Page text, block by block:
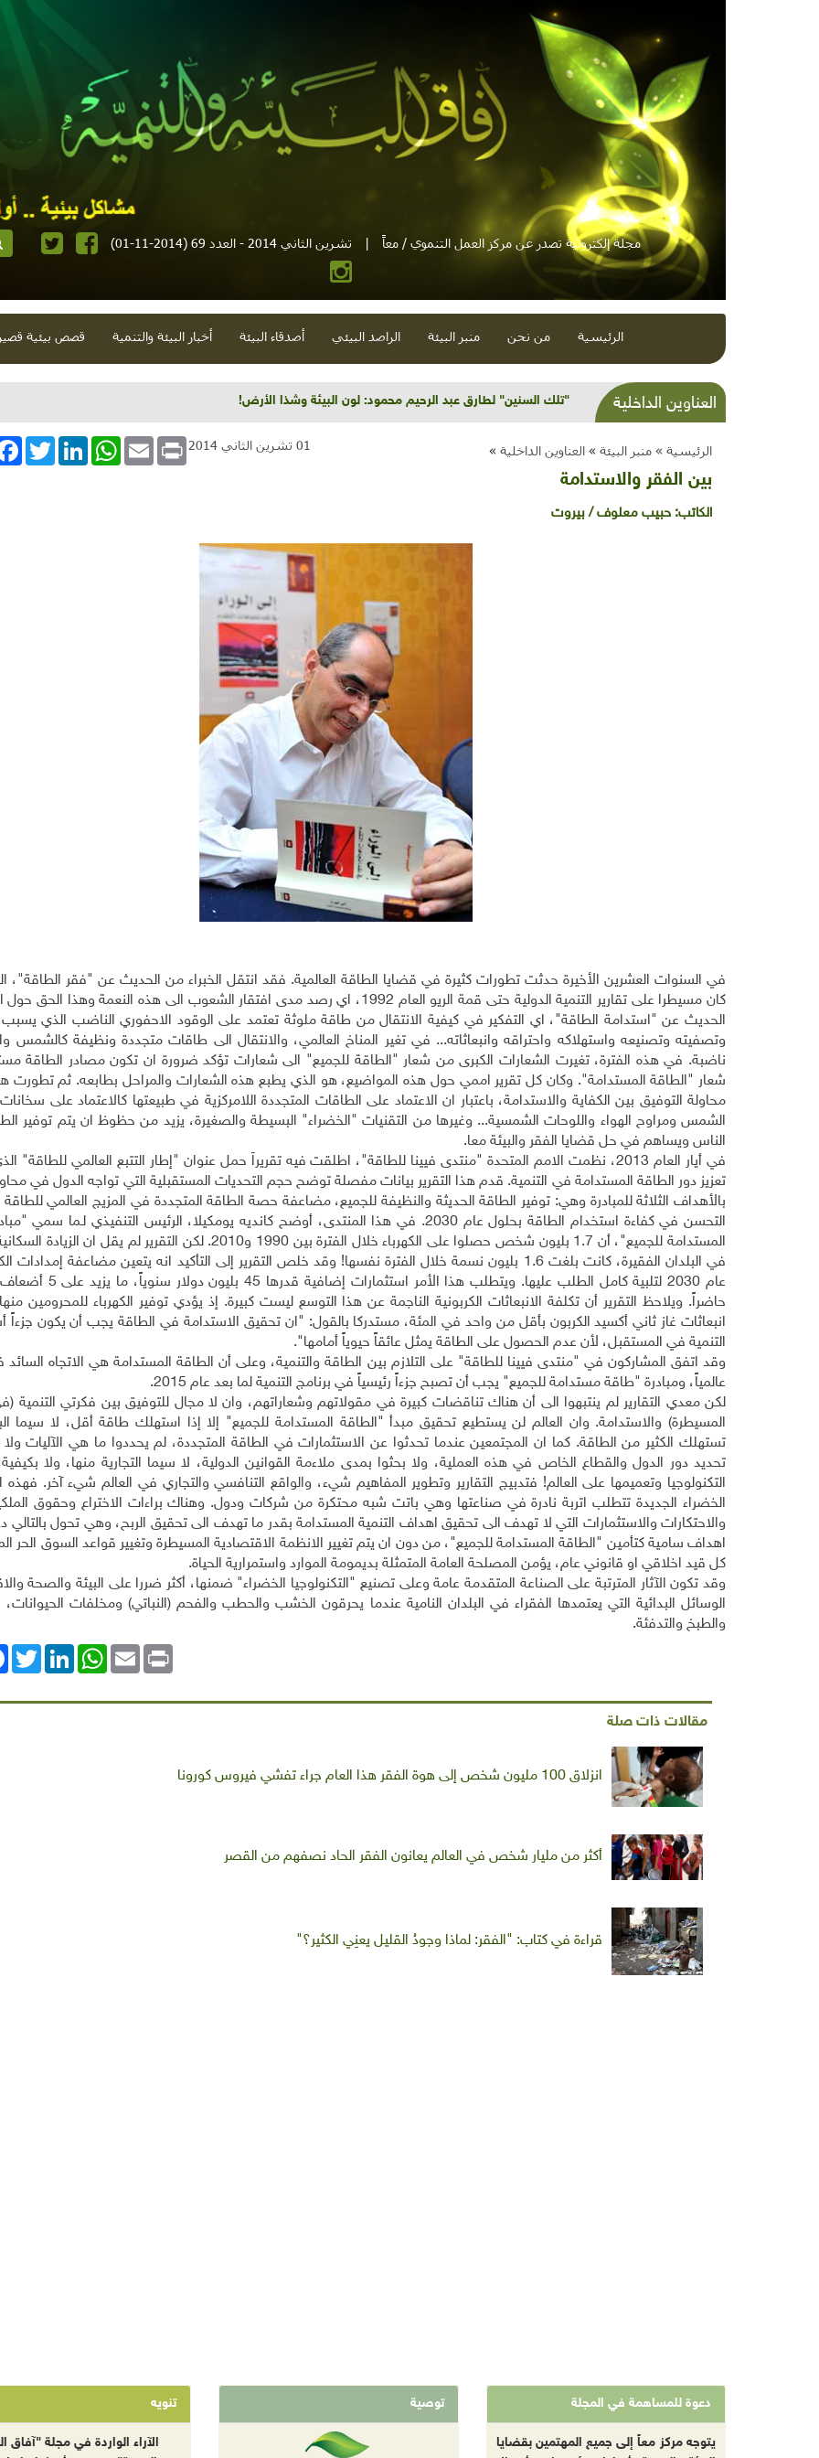
مجلة إلكترونية تصدر عن مركز العمل التنموي / معاً | تشرين الثاني 2014 - العدد 69 (2014-11-01)
الرئيسية من نحن منبر البيئة الراصد البيئي أصدقاء البيئة أخبار البيئة والتنمية قصص بيئية
العناوين الداخلية البيئة في أدب جمال الغيطاني
الرئيسية » منبر البيئة » العناوين الداخلية »
TwitterLinkedInWhatsApp Email Print 01 تشرين الثاني 2014
بين الفقر والاستدامة
الكاتب: حبيب معلوف / بيروت
في السنوات العشرين الأخيرة حدثت تطورات كثيرة في قضايا الطاقة العالمية. فقد انتقل الخبراء من الحديث عن "فقر الطاقة"،
كان مسيطرا على تقارير التنمية الدولية حتى قمة الريو العام 1992، اي رصد مدى افتقار الشعوب الى هذه النعمة وهذا
الحديث عن "استدامة الطاقة"، اي التفكير في كيفية الانتقال من طاقة ملوثة تعتمد على الوقود الاحفوري الناضب الذي
وتصفيته وتصنيعه واستهلاكه واحتراقه وانبعاثاته... في تغير المناخ العالمي، والانتقال الى طاقات متجددة ونظيفة كالشمس
ناضبة. في هذه الفترة، تغيرت الشعارات الكبرى من شعار "الطاقة للجميع" الى شعارات تؤكد ضرورة ان تكون مصادر الطاقة
شعار "الطاقة المستدامة". وكان كل تقرير اممي حول هذه المواضيع، هو الذي يطبع هذه الشعارات والمراحل بطابعه. ثم تطورت
محاولة التوفيق بين الكفاية والاستدامة، باعتبار ان الاعتماد على الطاقات المتجددة اللامركزية في طبيعتها كالاعتماد على
الشمس ومراوح الهواء واللوحات الشمسية... وغيرها من التقنيات "الخضراء" البسيطة والصغيرة، يزيد من حظوظ ان يتم توفير
الناس ويساهم في حل قضايا الفقر والبيئة معا.
في أيار العام 2013، نظمت الامم المتحدة "منتدى فيينا للطاقة"، اطلقت فيه تقريراً حمل عنوان "إطار التتبع العالمي للطاقة"
تعزيز دور الطاقة المستدامة في التنمية. قدم هذا التقرير بيانات مفصلة توضح حجم التحديات المستقبلية التي تواجه الدول في
بالأهداف الثلاثة للمبادرة وهي: توفير الطاقة الحديثة والنظيفة للجميع، مضاعفة حصة الطاقة المتجددة في المزيج العالمي
التحسن في كفاءة استخدام الطاقة بحلول عام 2030. في هذا المنتدى، أوضح كانديه يومكيلا، الرئيس التنفيذي لـما
المستدامة للجميع"، أن 1.7 بليون شخص حصلوا على الكهرباء خلال الفترة بين 1990 و2010. لكن التقرير لم يقل
في البلدان الفقيرة، كانت بلغت 1.6 بليون نسمة خلال الفترة نفسها! وقد خلص التقرير إلى التأكيد انه يتعين مضاعفة
عام 2030 لتلبية كامل الطلب عليها. ويتطلب هذا
حاضراً. ويلاحظ التقرير أن تكلفة الانبعاثات الكربونية الناجمة عن هذا التوسع ليست كبيرة. إذ يؤدي توفير الكهرباء للمحرومين
انبعاثات غاز ثاني أكسيد الكربون بأقل من واحد في المئة، مستدركا بالقول: "ان تحقيق الاستدامة في الطاقة يجب أن يكون جزءاً
التنمية في المستقبل، لأن عدم الحصول على الطاقة يمثل عائقاً حيوياً أمامها".
وقد اتفق المشاركون في "منتدى فيينا للطاقة" على التلازم بين الطاقة والتنمية، وعلى أن الطاقة المستدامة هي الاتجاه السائد
عالمياً، ومبادرة "طاقة مستدامة للجميع" يجب أن تصبح جزءاً رئيسياً في برنامج التنمية لما بعد عام 2015
.
لكن معدي التقارير لم ينتبهوا الى أن هناك تناقضات كبيرة في مقولاتهم وشعاراتهم، وان لا مجال للتوفيق بين فكرتي التنمية
المسيطرة) والاستدامة. وان العالم لن يستطيع تحقيق مبدأ "الطاقة المستدامة للجميع" إلا إذا استهلك طاقة أقل، لا سيما
تستهلك الكثير من الطاقة. كما ان المجتمعين عندما تحدثوا عن الاستثمارات في الطاقة المتجددة، لم يحددوا ما هي الآليات
تحديد دور الدول والقطاع الخاص في هذه العملية، ولا بحثوا بمدى ملاءمة القوانين الدولية، لا سيما التجارية منها، ولا
التكنولوجيا وتعميمها على العالم! فتدبيج التقارير وتطوير المفاهيم شيء، والواقع التنافسي والتجاري في العالم شيء آخر. فهذه
الخضراء الجديدة تتطلب اتربة نادرة في صناعتها وهي باتت شبه محتكرة من شركات ودول. وهناك براءات الاختراع وحقوق
والاحتكارات والاستثمارات التي لا تهدف الى تحقيق اهداف التنمية المستدامة بقدر ما تهدف الى تحقيق الربح، وهي تحول
اهداف سامية كتأمين "الطاقة المستدامة للجميع"، من دون ان يتم تغيير الانظمة الاقتصادية المسيطرة وتغيير قواعد السوق الحر
كل قيد اخلاقي او قانوني عام، يؤمن المصلحة العامة المتمثلة بديمومة الموارد واستمرارية الحياة.
وقد تكون الآثار المترتبة على الصناعة المتقدمة عامة وعلى تصنيع "التكنولوجيا الخضراء" ضمنها، أكثر ضررا على البيئة والصحة
الوسائل البدائية التي يعتمدها الفقراء في البلدان النامية عندما يحرقون الخشب والحطب والفحم (النباتي) ومخلفات الحيوانات،
والطبخ والتدفئة.
LinkedIn
WhatsAppEmail Print
مقالات ذات صلة
انزلاق 100 مليون شخص إلى هوة الفقر هذا العام جراء تفشي فيروس كورونا
أكثر من مليار شخص في العالم يعانون الفقر الحاد نصفهم من القصر
قراءة في كتاب: "الفقر: لماذا وجودُ القليل يعنِي الكثير؟"
دعوة للمساهمة في المجلة
يتوجه مركز معاً إلى جميع المهتمين بقضايا
توصية تنويه
الآراء الواردة في مجلة "آفاق